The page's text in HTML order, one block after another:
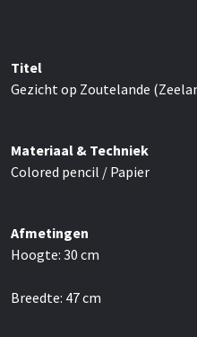
Titel
Gezicht op Zoutelande
Materiaal & Techniek
Colored pencil / Papier
Afmetingen
Hoogte: 30 cm
Breedte: 47cm